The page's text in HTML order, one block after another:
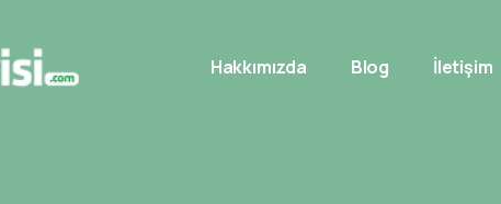
Hakkımızda Blog İletişim